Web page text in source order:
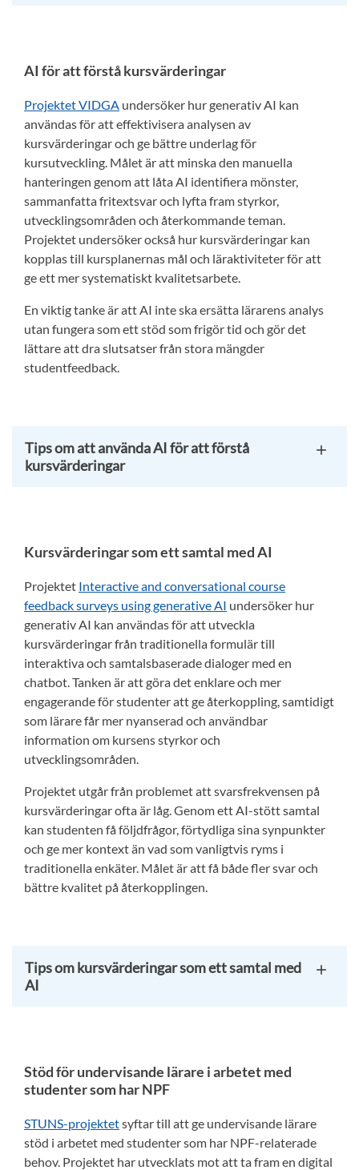
AI för att förstå kursvärderingar
Projektet VIDGA undersöker hur generativ AI kan
användas för att effektivisera analysen av
kursvärderingar och ge bättre underlag för
kursutveckling. Målet är att minska den manuella
hanteringen genom att låta AI identifiera mönster,
sammanfatta fritextsvar och lyfta fram styrkor,
utvecklingsområden och återkommande teman.
Projektet undersöker också hur kursvärderingar kan
kopplas till kursplanernas mål och läraktiviteter för att
ge ett mer systematiskt kvalitetsarbete.
En viktig tanke är att AI inte ska ersätta lärarens analys
utan fungera som ett stöd som frigör tid och gör det
lättare att dra slutsatser från stora mängder
studentfeedback.
Tips om att använda AI för att förstå
kursvärderingar
Kursvärderingar som ett samtal med AI
Projektet Interactive and conversational course
feedback surveys using generative AI undersöker hur
generativ AI kan användas för att utveckla
kursvärderingar från traditionella formulär till
interaktiva och samtalsbaserade dialoger med en
chatbot. Tanken är att göra det enklare och mer
engagerande för studenter att ge återkoppling, samtidigt
som lärare får mer nyanserad och användbar
information om kursens styrkor och
utvecklingsområden.
Projektet utgår från problemet att svarsfrekvensen på
kursvärderingar ofta är låg. Genom ett AI-stött samtal
kan studenten få följdfrågor, förtydliga sina synpunkter
och ge mer kontext än vad som vanligtvis ryms i
traditionella enkäter. Målet är att få både fler svar och
bättre kvalitet på återkopplingen.
Tips om kursvärderingar som ett samtal med
AI
Stöd för undervisande lärare i arbetet med
studenter som har NPF
STUNS-projektetsyftar till att ge undervisande lärare
stöd i arbetet med studenter som har NPF-relaterade
behov. Projektet har utvecklats mot att ta fram en digital